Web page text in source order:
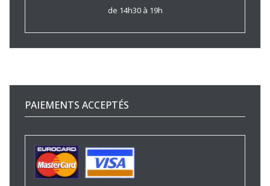
de 14h30 à 19h
PAIEMENTS ACCEPTÉS